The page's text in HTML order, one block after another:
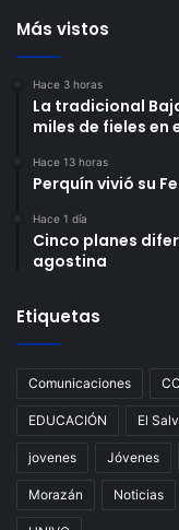
Más vistos
Hace 3 horas
La tradicional
miles de fieles en
Hace 13 horas
Perquín vivió su
Hace 1 día
Cinco planes
agostina
Etiquetas
Comunicaciones
EDUCACIÓN El
jovenes Jóvenes
Morazán Noticias